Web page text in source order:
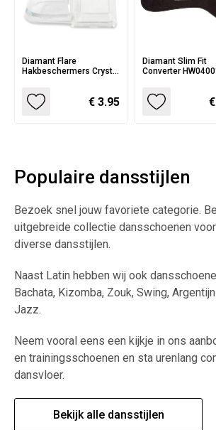
Diamant Flare
Hakbeschermers Crystal
€ 3.95
Diamant Slim Fit
Converter
Populaire dansstijlen
Bezoek snel jouw favoriete categorie.
uitgebreide collectie dansschoenen voor
diverse dansstijlen.
Naast Latin hebben wij ook
Bachata, Kizomba, Zouk, Swing,
Jazz.
Neem vooral eens een kijkje in ons
en trainingsschoenen en sta urenlang
dansvloer.
Bekijk alle dansstijlen